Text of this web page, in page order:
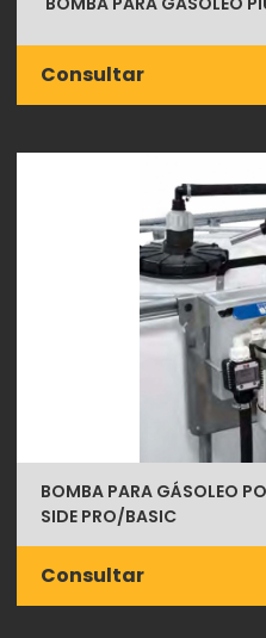
Consultar
BOMBA PARA GÁSOLEO
SIDE PRO/BASIC
Consultar